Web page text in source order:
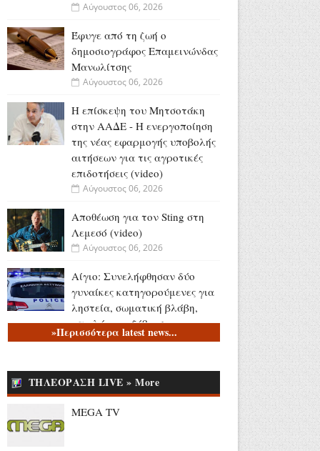
Αύγουστος 06, 2026
Έφυγε από τη ζωή ο
δημοσιογράφος Επαμεινώνδας
Μανωλίτσης
Αύγουστος 06, 2026
Η επίσκεψη του Μητσοτάκη
στην ΑΑΔΕ - Η ενεργοποίηση
της νέας εφαρμογής υποβολής
αιτήσεων για τις αγροτικές
επιδοτήσεις (video)
Αύγουστος 06, 2026
Αποθέωση για τον Sting στη
Λεμεσό (video)
Αύγουστος 06, 2026
Αίγιο: Συνελήφθησαν δύο
γυναίκες κατηγορούμενες για
ληστεία, σωματική βλάβη,
απειλή και εξύβριση
Αύγουστος 06, 2026
Λάκη Χαλκιά (videos)
Αύγουστος 06, 2026
»Περισσότερα latest news...
ΤΗΛΕΟΡΑΣΗ LIVE » More
MEGA TV